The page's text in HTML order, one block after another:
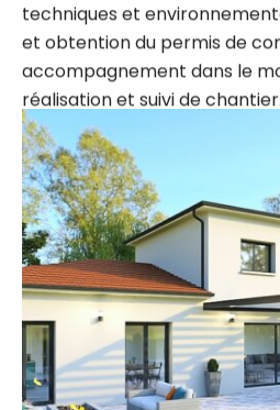
et obtention du permis de
accompagnement dans le
réalisation et suivi de